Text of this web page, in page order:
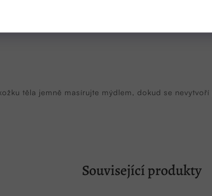
těla jemně masírujte mýdlem, dokud se
Související produkty